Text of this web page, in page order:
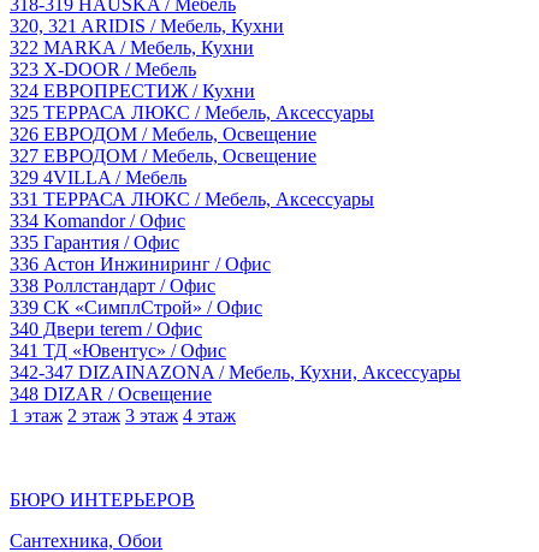
320, 321 ARIDIS / Мебель, Кухни
322 MARKA / Мебель, Кухни
323 X-DOOR / Мебель
324 ЕВРОПРЕСТИЖ / Кухни
325 ТЕРРАСА ЛЮКС / Мебель, Аксессуары
326 ЕВРОДОМ / Мебель, Освещение
327 ЕВРОДОМ / Мебель, Освещение
329 4VILLA / Мебель
331 ТЕРРАСА ЛЮКС / Мебель, Аксессуары
334 Komandor/ Офис
335 Гарантия / Офис
336 Астон Инжиниринг / Офис
338 Роллстандарт / Офис
339 СК «СимплСтрой» / Офис
340 Двери terem / Офис
341 ТД «Ювентус» / Офис
342-347 DIZAINAZONA / Мебель, Кухни, Аксессуары
348 DIZAR / Освещение
1 этаж 2 этаж 3 этаж 4 этаж
БЮРО ИНТЕРЬЕРОВ
Сантехника, Обои